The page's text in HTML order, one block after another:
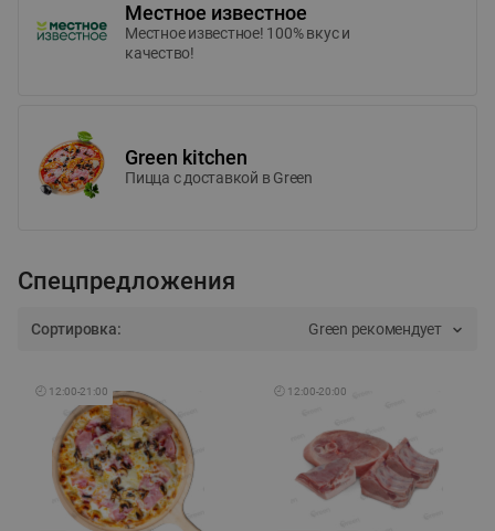
Местное известное
Местное известное! 100% вкус и
качество!
Green kitchen
Пицца c доставкой в Green
Спецпредложения
Сортировка: Green рекомендует
🕘 12:00-21:00 🕘 12:00-20:00